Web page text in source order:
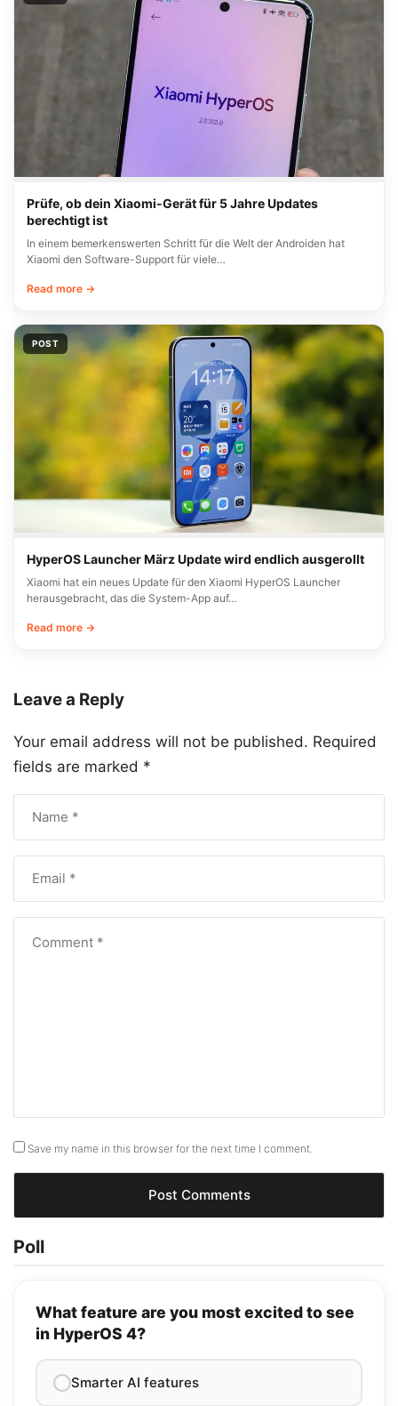
Prüfe, ob dein Xiaomi-Gerät für 5 Jahre Updates
berechtigt ist
In einem bemerkenswerten Schritt für die Welt der Androiden hat
Xiaomi den Software-Support für viele…
Read more →
POST
HyperOS Launcher März Update wird endlich ausgerollt
Xiaomi hat ein neues Update für den Xiaomi HyperOS Launcher
herausgebracht, das die System-App auf…
Read more →
Leave a Reply
Your email address will not be published. Required
fields are marked *
Save my name in this browser for the next time I comment.
Poll
What feature are you most excited to see
in HyperOS 4?
Smarter AI features